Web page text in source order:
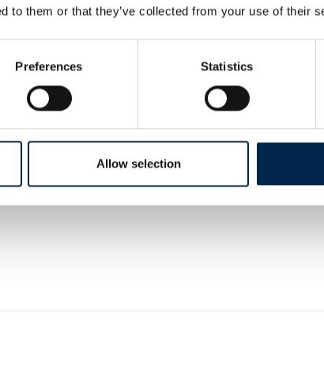
to them or that they’ve collected from your use of their
Preferences Statistics
Allow selection